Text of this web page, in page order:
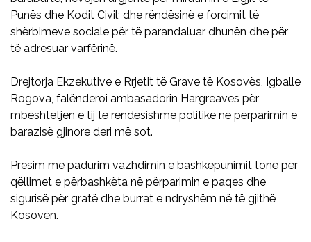
Punës dhe Kodit Civil; dhe rëndësinë e forcimit të
shërbimeve sociale për të parandaluar dhunën dhe për
të adresuar varfërinë.
Drejtorja Ekzekutive e Rrjetit të Grave të Kosovës, Igballe
Rogova, falënderoi ambasadorin Hargreaves për
mbështetjen e tij të rëndësishme politike në përparimin e
barazisë gjinore deri më sot.
Presim me padurim vazhdimin e bashkëpunimit tonë për
qëllimet e përbashkëta në përparimin e paqes dhe
sigurisë për gratë dhe burrat e ndryshëm në të gjithë
Kosovën.